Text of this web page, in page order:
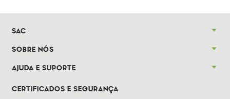
SAC
SOBRE NÓS
AJUDA E SUPORTE
CERTIFICADOS E SEGURANÇA